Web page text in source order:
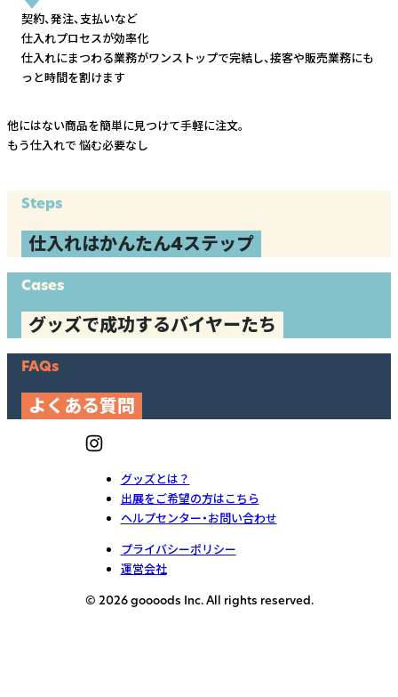
契約、発注、支払いなど
仕入れプロセスが効率化
仕入れにまつわる業務がワンストップで完結し、接客や販売業務にも
っと時間を割けます
他にはない商品を簡単に見つけて手軽に注文。
もう仕入れで 悩む必要なし
Steps
仕入れはかんたん4ステップ
Cases
グッズで成功するバイヤーたち
FAQs
よくある質問
グッズとは？
出展をご希望の方はこちら
ヘルプセンター・お問い合わせ
プライバシーポリシー
運営会社
© 2026 goooods Inc. All rights reserved.